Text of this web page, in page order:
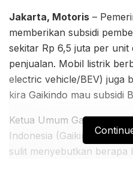
Jakarta, Motoris –
memberikan subsidi
sekitar Rp 6,5 juta per unit
penjualan. Mobil listrik
electric vehicle/BEV) juga
kira Gaikindo mau subsidi
Ketua Umum Gabungan
Indonesia (Gaikindo)
sulit menyebutkan berapa